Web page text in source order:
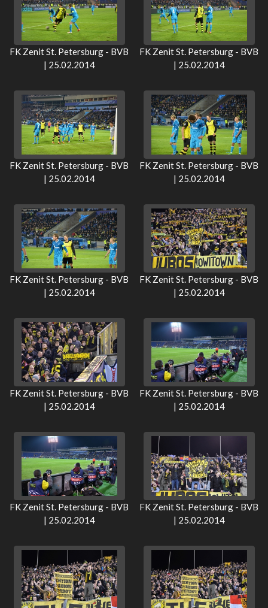
FK Zenit St. Petersburg - BVB
| 25.02.2014
FK Zenit St. Petersburg - BVB
| 25.02.2014
FK Zenit St. Petersburg - BVB
| 25.02.2014
FK Zenit St. Petersburg - BVB
| 25.02.2014
FK Zenit St. Petersburg - BVB
| 25.02.2014
FK Zenit St. Petersburg - BVB
| 25.02.2014
FK Zenit St. Petersburg - BVB
| 25.02.2014
FK Zenit St. Petersburg - BVB
| 25.02.2014
FK Zenit St. Petersburg - BVB
| 25.02.2014
FK Zenit St. Petersburg - BVB
| 25.02.2014